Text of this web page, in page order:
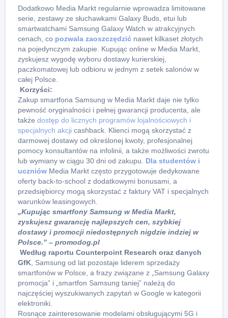
Dodatkowo Media Markt regularnie wprowadza limitowane
serie, zestawy ze słuchawkami Galaxy Buds, etui lub
smartwatchami Samsung Galaxy Watch w atrakcyjnych
cenach, co pozwala zaoszczędzić nawet kilkaset złotych
na pojedynczym zakupie. Kupując online w Media Markt,
zyskujesz wygodę wyboru dostawy kurierskiej,
paczkomatowej lub odbioru w jednym z setek salonów w
całej Polsce.
Korzyści:
Zakup smartfona Samsung w Media Markt daje nie tylko
pewność oryginalności i pełnej gwarancji producenta, ale
także dostęp do licznych programów lojalnościowych i
specjalnych akcji cashback. Klienci mogą skorzystać z
darmowej dostawy od określonej kwoty, profesjonalnej
pomocy konsultantów na infolinii, a także możliwości zwrotu
lub wymiany w ciągu 30 dni od zakupu. Dla studentów i
uczniów Media Markt często przygotowuje dedykowane
oferty back-to-school z dodatkowymi bonusami, a
przedsiębiorcy mogą skorzystać z faktury VAT i specjalnych
warunków leasingowych.
„Kupując smartfony Samsung w Media Markt,
zyskujesz gwarancję najlepszych cen, szybkiej
dostawy i promocji niedostępnych nigdzie indziej w
Polsce.” – promodog.pl
Według raportu Counterpoint Research oraz danych
GfK , Samsung od lat pozostaje liderem sprzedaży
smartfonów w Polsce, a frazy związane z „Samsung Galaxy
promocja” i „smartfon Samsung taniej” należą do
najczęściej wyszukiwanych zapytań w Google w kategorii
elektroniki.
Rosnące zainteresowanie modelami obsługującymi 5G i